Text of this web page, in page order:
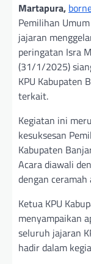
Martapura,
Pemilihan
jajaran
peringatan Isra
(31/1/2025)
KPU Kabupaten
terkait.
Kegiatan ini
kesuksesan
Kabupaten
Acara diawali
dengan ceramah
Ketua KPU
menyampaikan
seluruh jajaran
hadir dalam